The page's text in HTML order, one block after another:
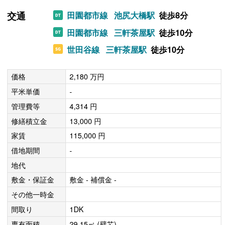
交通
田園都市線 池尻大橋駅 徒歩8分
田園都市線 三軒茶屋駅 徒歩10分
世田谷線 三軒茶屋駅 徒歩10分
価格
2,180 万円
平米単価
-
管理費等
4,314 円
修繕積立金
13,000 円
家賃
115,000 円
借地期間
-
地代
敷金・保証金
敷金 - 補償金 -
その他一時金
間取り
1DK